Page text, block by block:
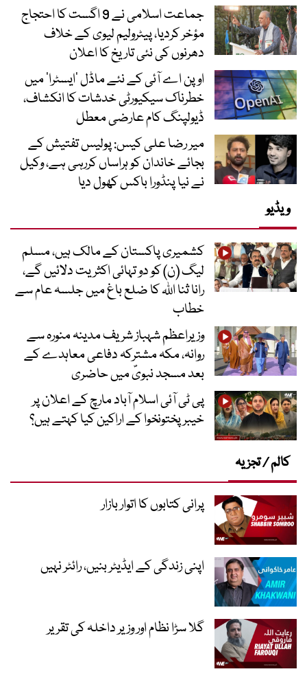
جماعت اسلامی نے 9 اگست کا احتجاج
مؤخر کردیا، پیٹرولیم لیوی کے خلاف
دھرنوں کی نئی تاریخ کا اعلان
اوپن اے آئی کے نئے ماڈل ’ایسٹرا‘ میں
خطرناک سیکیورٹی خدشات کا انکشاف،
ڈیولپنگ کام عارضی معطل
میر رضا علی کیس: پولیس تفتیش کے
بجائے خاندان کو ہراساں کررہی ہے، وکیل
نے نیا پنڈورا باکس کھول دیا
ویڈیو
کشمیری پاکستان کے مالک ہیں، مسلم
لیگ (ن) کو دو تہائی اکثریت دلائیں گے،
رانا ثنا اللہ کا ضلع باغ میں جلسہ عام سے
خطاب
وزیراعظم شہباز شریف مدینہ منورہ سے
روانہ، مکہ مشترکہ دفاعی معاہدے کے
بعد مسجد نبویؐ میں حاضری
پی ٹی آئی اسلام آباد مارچ کے اعلان پر
خیبر پختونخوا کے اراکین کیا کہتے ہیں؟
کالم / تجزیہ
پرانی کتابوں کا اتوار بازار
اپنی زندگی کے ایڈیٹر بنیں، رائٹر نہیں
گلا سڑا نظام اور وزیر داخلہ کی تقریر